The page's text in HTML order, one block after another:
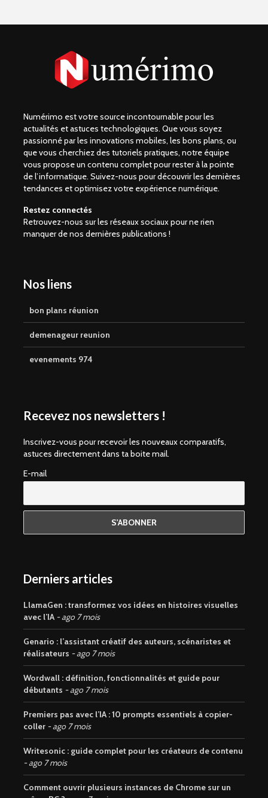
Numérimo est votre source incontournable pour les
actualités et astuces technologiques. Que vous soyez
passionné par les innovations mobiles, les bons plans, ou
que vous cherchiez des tutoriels pratiques, notre équipe
vous propose un contenu complet pour rester à la pointe
de l’informatique. Suivez-nous pour découvrir les dernières
tendances et optimisez votre expérience numérique.
Restez connectés
Retrouvez-nous sur les réseaux sociaux pour ne rien
manquer de nos dernières publications !
Nos liens
bon plans réunion
demenageur reunion
evenements 974
Recevez nos newsletters !
Inscrivez-vous pour recevoir les nouveaux comparatifs,
astuces directement dans ta boite mail.
E-mail
Derniers articles
LlamaGen : transformez vos idées en histoires visuelles
avec l’IA
ago 7 mois
Genario : l’assistant créatif des auteurs, scénaristes et
réalisateurs
ago 7 mois
Wordwall : définition, fonctionnalités et guide pour
débutants
ago 7 mois
Premiers pas avec l’IA : 10 prompts essentiels à copier-
coller
ago 7 mois
Writesonic : guide complet pour les créateurs de contenu
ago 7 mois
Comment ouvrir plusieurs instances de Chrome sur un